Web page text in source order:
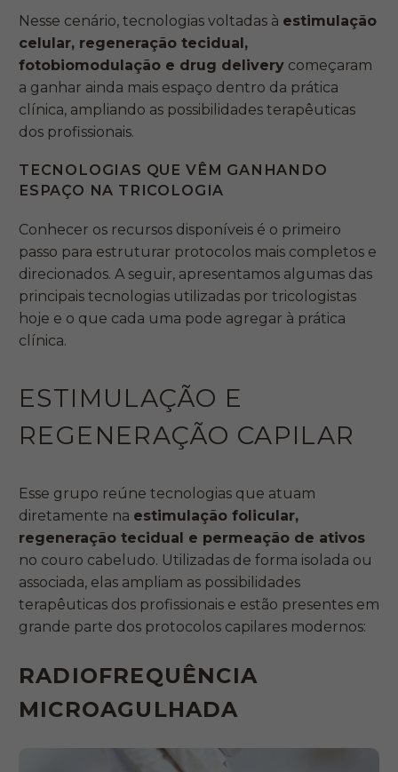
Nesse cenário, tecnologias voltadas à estimulação
celular, regeneração tecidual,
fotobiomodulação e drug delivery começaram
a ganhar ainda mais espaço dentro da prática
clínica, ampliando as possibilidades terapêuticas
dos profissionais.
TECNOLOGIAS QUE VÊM GANHANDO
ESPAÇO NA TRICOLOGIA
Conhecer os recursos disponíveis é o primeiro
passo para estruturar protocolos mais completos e
direcionados. A seguir, apresentamos algumas das
principais tecnologias utilizadas por tricologistas
hoje e o que cada uma pode agregar à prática
clínica.
ESTIMULAÇÃO E
REGENERAÇÃO CAPILAR
Esse grupo reúne tecnologias que atuam
diretamente na estimulação folicular,
regeneração tecidual e permeação de ativos
no couro cabeludo. Utilizadas de forma isolada ou
associada, elas ampliam as possibilidades
terapêuticas dos profissionais e estão presentes em
grande parte dos protocolos capilares modernos:
RADIOFREQUÊNCIA
MICROAGULHADA